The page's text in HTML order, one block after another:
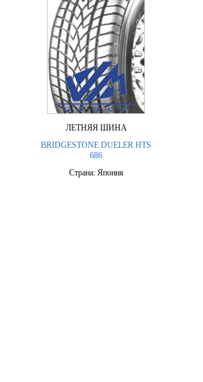
ЛЕТНЯЯ ШИНА
BRIDGESTONE DUELER HTS
686
Страна: Япония